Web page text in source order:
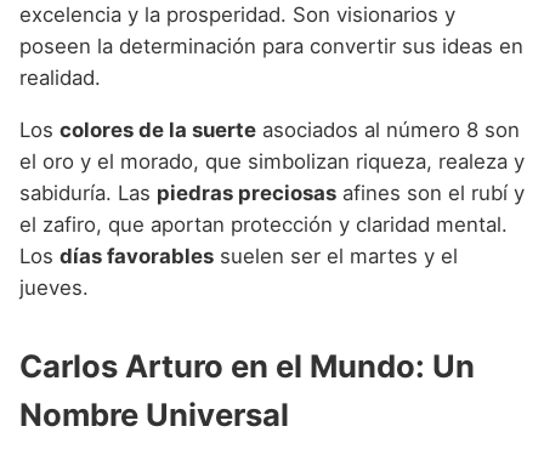
excelencia y la prosperidad. Son visionarios y
poseen la determinación para convertir sus ideas en
realidad.
Los colores de la suerte asociados al número 8 son
el oro y el morado, que simbolizan riqueza, realeza y
sabiduría. Las piedras preciosas afines son el rubí y
el zafiro, que aportan protección y claridad mental.
Los días favorables suelen ser el martes y el
jueves.
Carlos Arturo en el Mundo: Un
Nombre Universal